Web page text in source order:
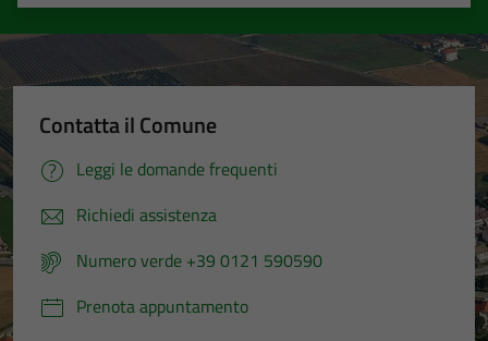
Contatta il Comune
Leggi le domande frequenti
Richiedi assistenza
Numero verde +39 0121 590590
Prenota appuntamento